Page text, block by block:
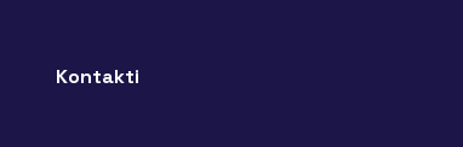
Kontakti